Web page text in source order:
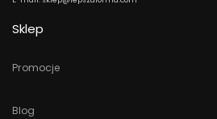
Sklep
Promocje
Blog